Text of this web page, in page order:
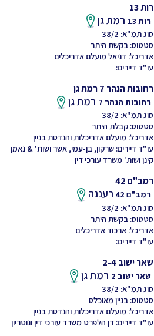
רות 13
רות 13 רמת גן
סוג תמ"א: 38/2
סטטוס: בקשת היתר
אדריכל: דניאל מועלם אדריכלים
עו"ד דיירים:
רחובות הנהר 7 רמת גן
רחובות הנהר 7 רמת גן
סוג תמ"א: 38/2
סטטוס: קבלת היתר
אדריכל: מועלם אדריכלות והנדסת בניין
עו"ד דיירים: שרקון, בן-עמי, אשר ושות' & נאמן
קינן ושות' משרד עורכי דין
רמב"ם 42
רמב"ם 42 רעננה
סוג תמ"א: 38/2
סטטוס: בקשת היתר
אדריכל: ארכוד אדריכלים
עו"ד דיירים:
שאר ישוב 2-4
שאר ישוב 2 רמת גן
סוג תמ"א: 38/2
סטטוס: בניין מאוכלס
אדריכל: מועלם אדריכלות והנדסת בניין
עו"ד דיירים: דן הלפרט משרד עורכי דין ונוטריון